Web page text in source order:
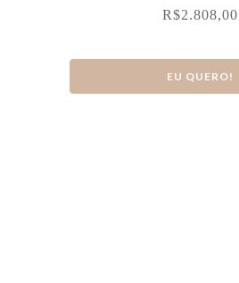
R$2.808,00
EU QUERO!